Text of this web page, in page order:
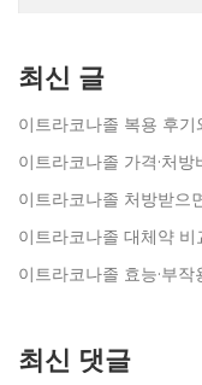
최신 글
이트라코나졸 복용 후
이트라코나졸 가격·처방
이트라코나졸 처방받으
이트라코나졸 대체약
이트라코나졸 효능·부
최신 댓글